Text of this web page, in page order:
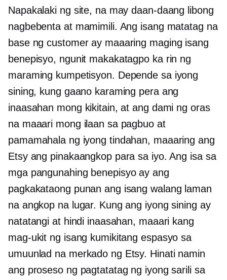
Napakalaki ng site, na may daan-daang libong
nagbebenta at mamimili. Ang isang matatag na
base ng customer ay maaaring maging isang
benepisyo, ngunit makakatagpo ka rin ng
maraming kumpetisyon. Depende sa iyong
sining, kung gaano karaming pera ang
inaasahan mong kikitain, at ang dami ng oras
na maaari mong ilaan sa pagbuo at
pamamahala ng iyong tindahan, maaaring ang
Etsy ang pinakaangkop para sa iyo. Ang isa sa
mga pangunahing benepisyo ay ang
pagkakataong punan ang isang walang laman
na angkop na lugar. Kung ang iyong sining ay
natatangi at hindi inaasahan, maaari kang
mag-ukit ng isang kumikitang espasyo sa
umuunlad na merkado ng Etsy. Hinati namin
ang proseso ng pagtatatag ng iyong sarili sa